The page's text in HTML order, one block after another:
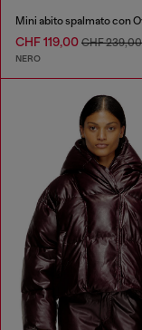
CHF 119,00 CHF
NERO